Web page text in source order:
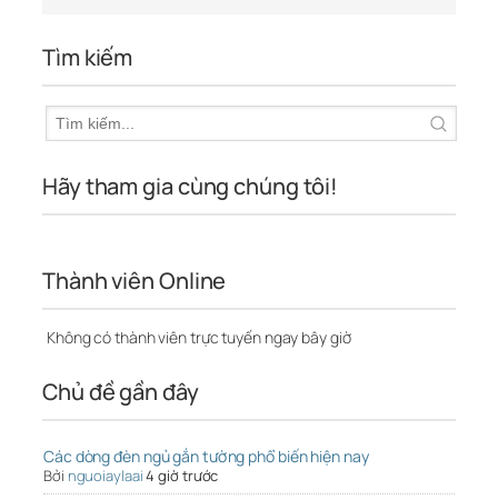
Tìm kiếm
Hãy tham gia cùng chúng tôi!
Thành viên Online
Không có thành viên trực tuyến ngay bây giờ
Chủ đề gần đây
Các dòng đèn ngủ gắn tường phổ biến hiện nay
Bởi nguoiaylaai4 giờ trước